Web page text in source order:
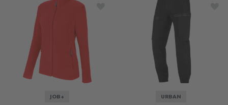
JOB+
ZUR WUNSCHLISTE HINZUFÜGEN
URBAN